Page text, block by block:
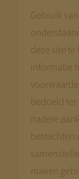
Gebruik
deze site
informatie
bedoeld
nadere
betrachten
maken